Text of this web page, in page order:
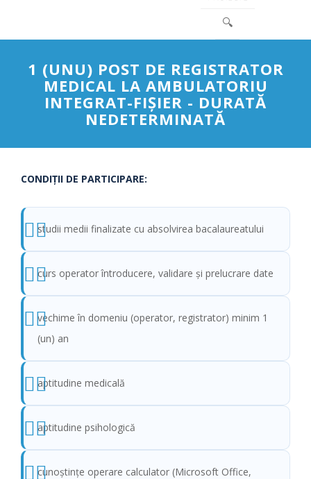
🔍
1 (UNU) POST DE REGISTRATOR
MEDICAL LA AMBULATORIU
INTEGRAT-FIŞIER - DURATĂ
NEDETERMINATĂ
CONDIŢII DE PARTICIPARE:
studii medii finalizate cu absolvirea bacalaureatului
curs operator întroducere, validare şi prelucrare date
vechime în domeniu (operator, registrator) minim 1
(un) an
aptitudine medicală
aptitudine psihologică
cunoştinţe operare calculator (Microsoft Office,